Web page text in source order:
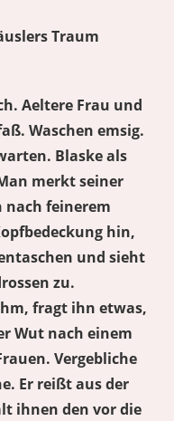
Traum
Aeltere Frau und
Waschen emsig.
Blaske als
merkt seiner
nach feinerem
hin,
und sieht
zu.
fragt ihn etwas,
Wut nach einem
Vergebliche
Er reißt aus der
ihnen den vor die